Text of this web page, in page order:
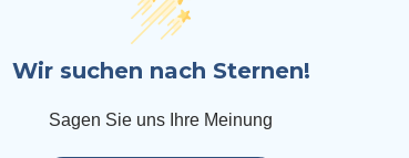
Wir suchen nach Sternen!
Sagen Sie uns Ihre Meinung